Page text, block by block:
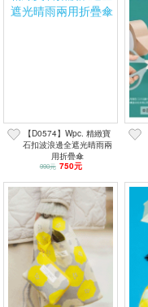
【D0574】Wpc. 精緻寶
石扣波浪邊全遮光晴雨兩
用折疊傘
990元 750元